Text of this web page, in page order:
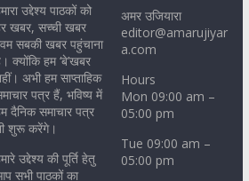
उद्देश्य पाठकों को
खबर, सच्ची खबर
सबकी खबर पहुंचाना
क्योंकि हम ‘बे’खबर
अभी हम साप्ताहिक
पत्र हैं, भविष्य में
दैनिक समाचार पत्र
शुरू करेंगे।
उद्देश्य की पूर्ति हेतु
सभी पाठकों का
अमर उजियारा
editor@amarujiyar
a.com
Hours
Mon 09:00 am –
05:00 pm
Tue 09:00 am –
05:00 pm